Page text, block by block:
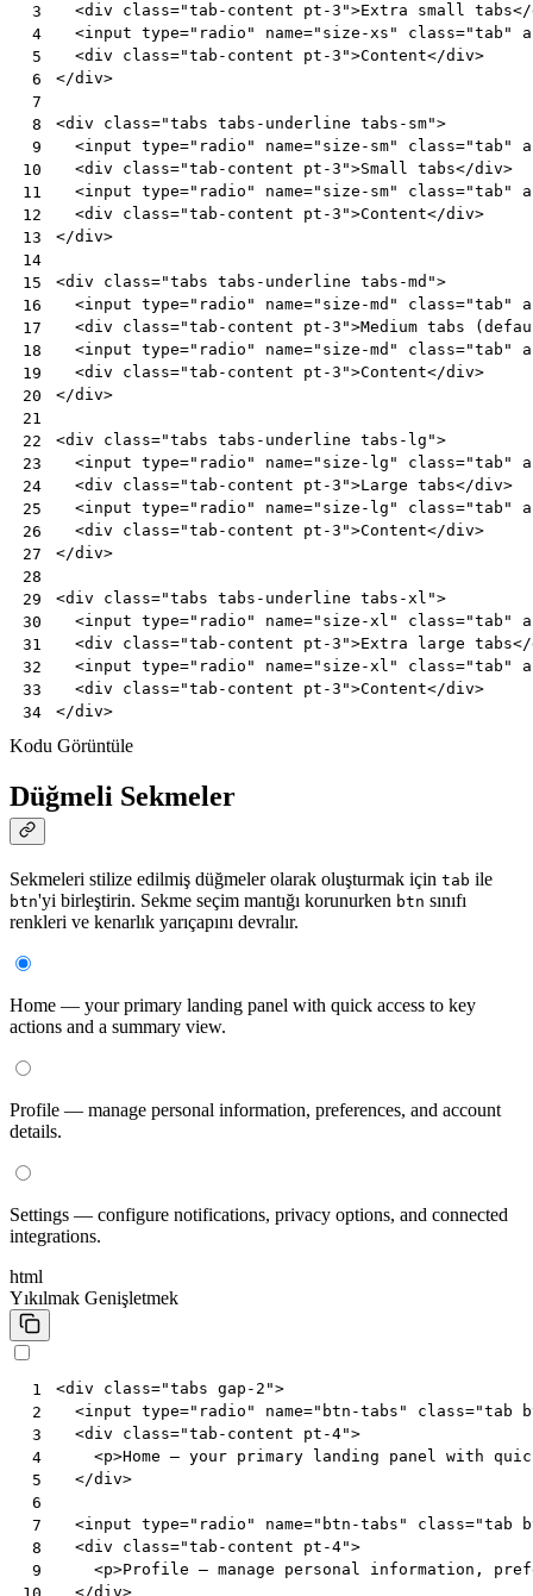
3
4
5
6
7
8
9
10
11
12
13
14
15
16
17
18
19
20
21
22
23
24
25
26
27
28
29
30
31
32
33
34
<div class="tab-content pt-3">Extra small tabs</
<input type="radio" name="size-xs" class="tab"
<div class="tab-content pt-3">Content</div>
</div>
<div class="tabs tabs-underline tabs-sm">
<input type="radio" name="size-sm" class="tab"
<div class="tab-content pt-3">Small tabs</div>
<input type="radio" name="size-sm" class="tab"
<div class="tab-content pt-3">Content</div>
</div>
<div class="tabs tabs-underline tabs-md">
<input type="radio" name="size-md" class="tab"
<div class="tab-content pt-3">Medium tabs
<input type="radio" name="size-md" class="tab"
<div class="tab-content pt-3">Content</div>
</div>
<div class="tabs tabs-underline tabs-lg">
<input type="radio" name="size-lg" class="tab"
<div class="tab-content pt-3">Large tabs</div>
<input type="radio" name="size-lg" class="tab"
<div class="tab-content pt-3">Content</div>
</div>
<div class="tabs tabs-underline tabs-xl">
<input type="radio" name="size-xl" class="tab"
<div class="tab-content pt-3">Extra large tabs</
<input type="radio" name="size-xl" class="tab"
<div class="tab-content pt-3">Content</div>
</div>
Kodu Görüntüle
Düğmeli Sekmeler
Sekmeleri stilize edilmiş düğmeler olarak oluşturmak için tab ile
btn'yi birleştirin. Sekme seçim mantığı korunurken btn sınıfı
renkleri ve kenarlık yarıçapını devralır.
Home — your primary landing panel with quick access to key
actions and a summary view.
Profile — manage personal information, preferences, and account
details.
Settings — configure notifications, privacy options, and connected
integrations.
html
Yıkılmak Genişletmek
1
2
3
4
5
6
7
8
9
<div class="tabs gap-2">
<input type="radio" name="btn-tabs" class="tab
<div class="tab-content pt-4">
<p>Home — your primary landing panel with
</div>
<input type="radio" name="btn-tabs" class="tab
<div class="tab-content pt-4">
<p>Profile — manage personal information,
</div>